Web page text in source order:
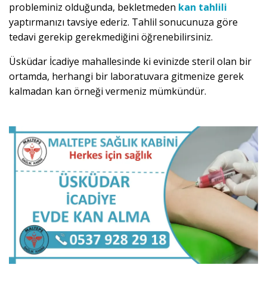
probleminiz olduğunda, bekletmeden kan tahlili
yaptırmanızı tavsiye ederiz. Tahlil sonucunuza göre
tedavi gerekip gerekmediğini öğrenebilirsiniz.
Üsküdar İcadiye mahallesinde ki evinizde steril olan bir
ortamda, herhangi bir laboratuvara gitmenize gerek
kalmadan kan örneği vermeniz mümkündür.